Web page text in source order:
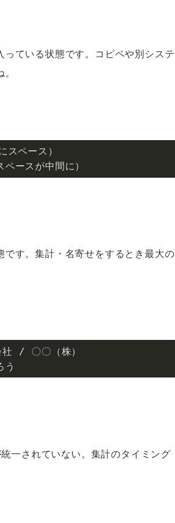
ている状態です。コピペや別システ
ースが中間に）
す。集計・名寄せをするとき最大の
/ 〇〇（株）
一されていない。集計のタイミング